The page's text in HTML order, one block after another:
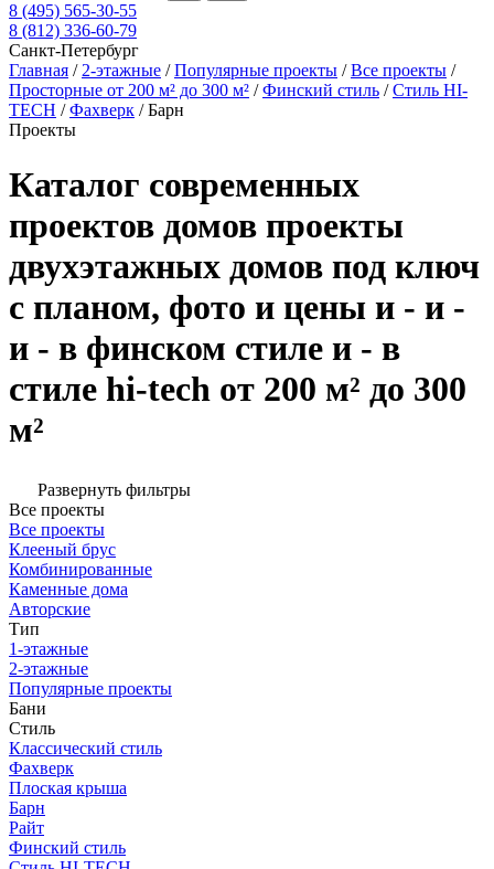
8 (495) 565-30-55
8 (812) 336-60-79
Санкт-Петербург
Главная / 2-этажные /Популярные проекты /Все проекты /
Просторные от 200 м² до 300 м² /Финский стиль /Стиль HI-
TECH /Фахверк /Барн
Проекты
Каталог современных
проектов домов проекты
двухэтажных домов под ключ
с планом, фото и цены и - и -
и - в финском стиле и - в
стиле hi-tech от 200 м² до 300
м²
Развернуть фильтры
Все проекты
Все проекты
Клееный брус
Комбинированные
Каменные дома
Авторские
Тип
1-этажные
2-этажные
Популярные проекты
Бани
Стиль
Классический стиль
Фахверк
Плоская крыша
Барн
Райт
Финский стиль